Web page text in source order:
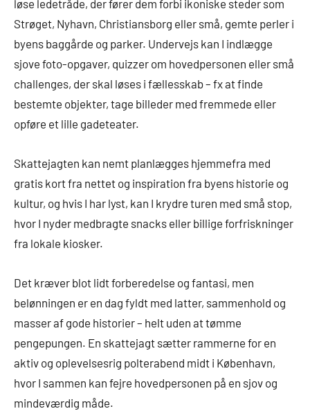
løse ledetråde, der fører dem forbi ikoniske steder som
Strøget, Nyhavn, Christiansborg eller små, gemte perler i
byens baggårde og parker. Undervejs kan I indlægge
sjove foto-opgaver, quizzer om hovedpersonen eller små
challenges, der skal løses i fællesskab – fx at finde
bestemte objekter, tage billeder med fremmede eller
opføre et lille gadeteater.
Skattejagten kan nemt planlægges hjemmefra med
gratis kort fra nettet og inspiration fra byens historie og
kultur, og hvis I har lyst, kan I krydre turen med små stop,
hvor I nyder medbragte snacks eller billige forfriskninger
fra lokale kiosker.
Det kræver blot lidt forberedelse og fantasi, men
belønningen er en dag fyldt med latter, sammenhold og
masser af gode historier – helt uden at tømme
pengepungen. En skattejagt sætter rammerne for en
aktiv og oplevelsesrig polterabend midt i København,
hvor I sammen kan fejre hovedpersonen på en sjov og
mindeværdig måde.